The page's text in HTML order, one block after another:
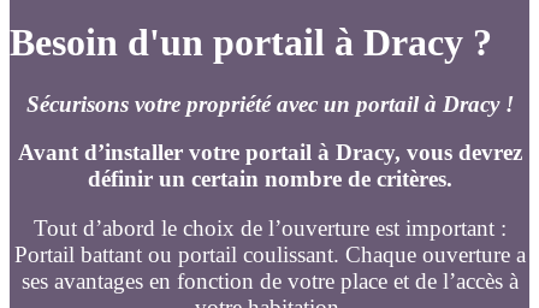
Besoin d'un portail à Dracy ?
Sécurisons votre propriété avec un portail à Dracy !
Avant d’installer votre portail à Dracy, vous devrez
définir un certain nombre de critères.
Tout d’abord le choix de l’ouverture est important :
Portail battant ou portail coulissant. Chaque ouverture a
ses avantages en fonction de votre place et de l’accès à